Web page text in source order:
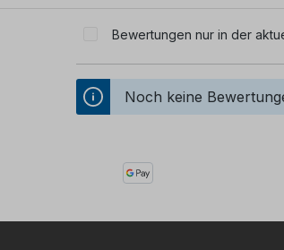
Bewertungen nur in der
Noch keine